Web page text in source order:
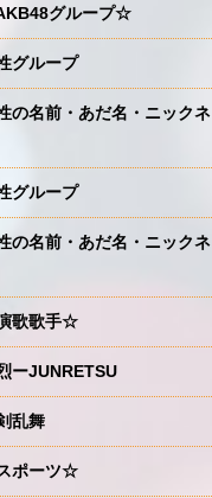
グループ☆
グループ
の名前・あだ名・ニックネ
グループ
の名前・あだ名・ニックネ
歌歌手☆
ーJUNRETSU
乱舞
ポーツ☆